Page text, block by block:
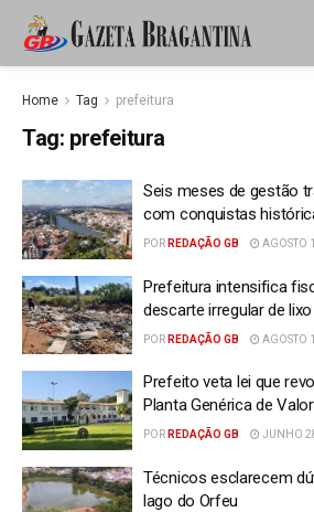
Home Tag prefeitura
Tag: prefeitura
Seis meses de gestão
com conquistas
POR REDAÇÃO GB AGOSTO
Prefeitura intensifica
descarte irregular de lixo
POR REDAÇÃO GB AGOSTO
Prefeito veta lei que
Planta Genérica de
POR REDAÇÃO GB JUNHO
Técnicos esclarecem
lago do Orfeu